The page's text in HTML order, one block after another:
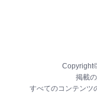
掲載
すべてのコンテンツ